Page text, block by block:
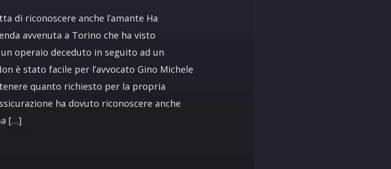
di riconoscere anche l’amante Ha
avvenuta a Torino che ha visto
operaio deceduto in seguito ad un
è stato facile per l’avvocato Gino Michele
quanto richiesto per la propria
ha dovuto riconoscere anche
[…]